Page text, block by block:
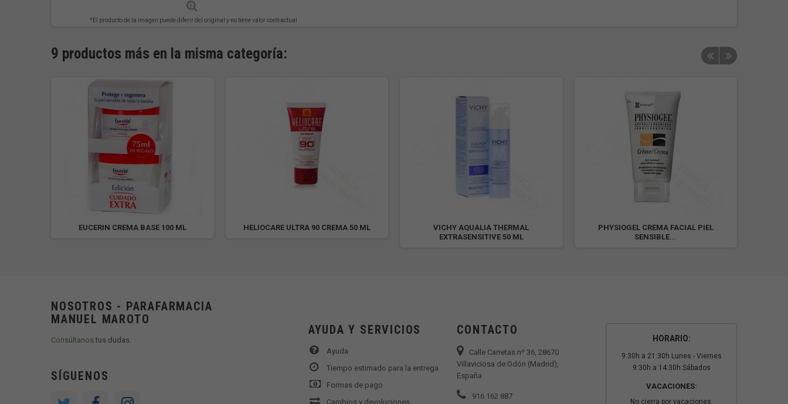
*El producto de la imagen puede diferir del original y no tiene valor contractual
9 productos más en la misma categoría:
EUCERIN CREMA BASE 100 ML HELIOCARE ULTRA 90 CREMA 50 ML
VICHY AQUALIA THERMAL
EXTRASENSITIVE 50 ML
PHYSIOGEL CREMA FACIAL PIEL
SENSIBLE...
NOSOTROS - PARAFARMACIA
MANUEL MAROTO
Consúltanostus dudas.
SÍGUENOS
AYUDA Y SERVICIOS
Ayuda
Tiempo estimado para la entrega
Formas de pago
Cambios y devoluciones
CONTACTO
Calle Carretas nº 36, 28670
Villaviciosa de Odón (Madrid),
España
916 162 887
HORARIO:
9:30h a 21:30h Lunes - Viernes
9:30h a 14:30h Sábados
VACACIONES:
No cierra por vacaciones.